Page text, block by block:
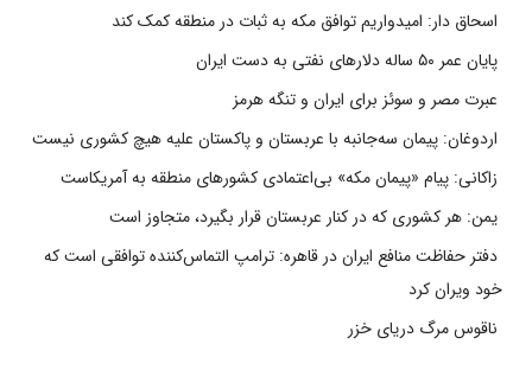
اسحاق دار: امیدواریم توافق مکه به ثبات در منطقه کمک کند
پایان عمر ۵۰ ساله دلارهای نفتی به دست ایران
عبرت مصر و سوئز برای ایران و تنگه هرمز
اردوغان: پیمان سه‌جانبه با عربستان و پاکستان علیه هیچ کشوری نیست
زاکانی: پیام «پیمان مکه» بی‌اعتمادی کشورهای منطقه به آمریکاست
یمن: هر کشوری که در کنار عربستان قرار بگیرد، متجاوز است
دفتر حفاظت منافع ایران در قاهره: ترامپ التماس‌کننده توافقی است که
خود ویران کرد
ناقوس مرگ دریای خزر